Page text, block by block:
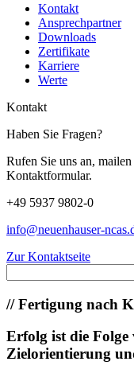
Kontakt
Ansprechpartner
Downloads
Zertifikate
Karriere
Werte
Kontakt
Haben Sie Fragen?
Rufen Sie uns an,
Kontaktformular.
+49 5937 9802-0
info@neuenhauser-
Zur Kontaktseite
//Fertigung nach
Erfolg ist die Folge
Zielorientierung